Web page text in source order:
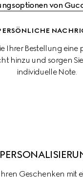
von
Ihrer Bestellung eine
hinzu und sorgen
individuelle Note.
Geschenken mit